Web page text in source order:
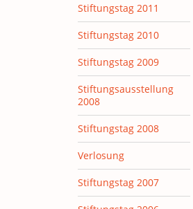
Stiftungstag 2011
Stiftungstag 2010
Stiftungstag 2009
Stiftungsausstellung
2008
Stiftungstag 2008
Verlosung
Stiftungstag 2007